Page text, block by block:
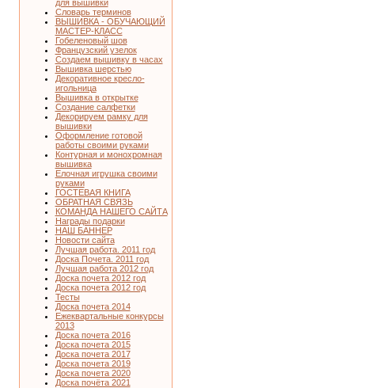
для вышивки
Словарь терминов
ВЫШИВКА - ОБУЧАЮЩИЙ
МАСТЕР-КЛАСС
Гобеленовый шов
Французский узелок
Создаем вышивку в часах
Вышивка шерстью
Декоративное кресло-
игольница
Вышивка в открытке
Создание салфетки
Декорируем рамку для
вышивки
Оформление готовой
работы своими руками
Контурная и монохромная
вышивка
Елочная игрушка своими
руками
ГОСТЕВАЯ КНИГА
ОБРАТНАЯ СВЯЗЬ
КОМАНДА НАШЕГО САЙТА
Награды подарки
НАШ БАННЕР
Новости сайта
Лучшая работа. 2011 год
Доска Почета. 2011 год
Лучшая работа 2012 год
Доска почета 2012 год
Доска почета 2012 год
Тесты
Доска почета 2014
Ежеквартальные конкурсы
2013
Доска почета 2016
Доска почета 2015
Доска почета 2017
Доска почета 2019
Доска почета 2020
Доска почёта 2021